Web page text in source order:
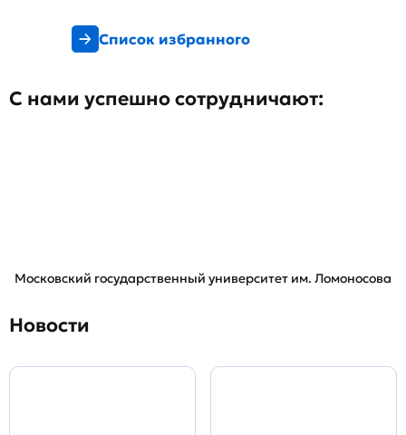
Список избранного
С нами успешно сотрудничают:
Московский государственный университет им. Ломоносова
Новости